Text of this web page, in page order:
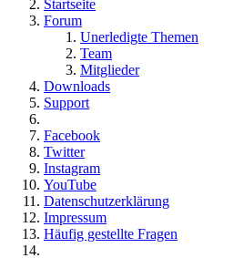
Startseite
Forum
Unerledigte Themen
Team
Mitglieder
Downloads
Support
Facebook
Twitter
Instagram
YouTube
Datenschutzerklärung
Impressum
Häufig gestellte Fragen